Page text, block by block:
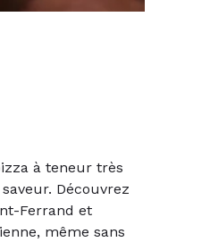
à teneur très
Découvrez
Ferrand et
même sans